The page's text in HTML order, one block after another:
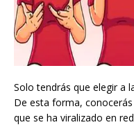
Solo tendrás que elegir a
De esta forma,
que se ha viralizado en